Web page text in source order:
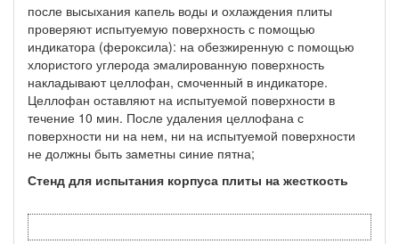
после высыхания капель воды и охлаждения плиты
проверяют испытуемую поверхность с помощью
индикатора (фероксила): на обезжиренную с помощью
хлористого углерода эмалированную поверхность
накладывают целлофан, смоченный в индикаторе.
Целлофан оставляют на испытуемой поверхности в
течение 10 мин. После удаления целлофана с
поверхности ни на нем, ни на испытуемой поверхности
не должны быть заметны синие пятна;
Стенд для испытания корпуса плиты на жесткость